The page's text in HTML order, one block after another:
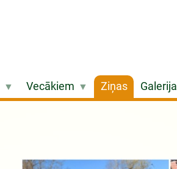
Vecākiem Ziņas Galerija